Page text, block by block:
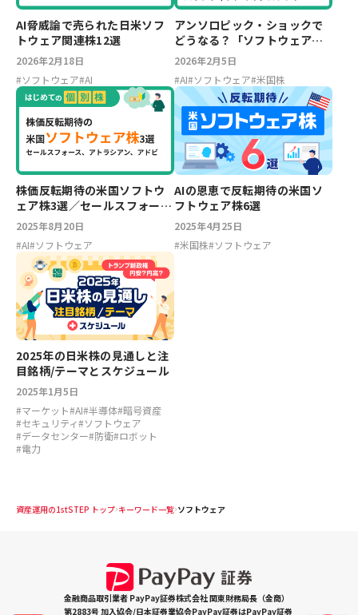
AI脅威論で売られた日米ソフ
トウェア関連株12選
2026年2月18日
#ソフトウェア#AI
アンソロピック・ショックで
どうなる？「ソフトウェア」
米国株8選
2026年2月5日
#AI#ソフトウェア#米国株
株価反転期待の米国ソフトウ
ェア株3選／セールスフォー
ス、アトラシアン、アドビ
2025年8月20日
#AI#ソフトウェア
AIの恩恵で反転期待の米国ソ
フトウェア株6選
2025年4月25日
#米国株#ソフトウェア
2025年の日米株の見通しと注
目銘柄/テーマとスケジュール
2025年1月5日
#マーケット#AI#半導体#暗号資産
#セキュリティ#ソフトウェア
#データセンター#防衛#ロボット
#電力
資産運用の1stSTEP トップ キーワード一覧 ソフトウェア
金融商品取引業者 PayPay証券株式会社 関東財務局長（金商）
第2883号 加入協会/日本証券業協会PayPay証券はPayPay証券